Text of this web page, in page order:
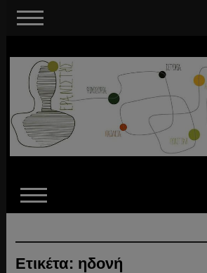
Ετικέτα: ηδονή